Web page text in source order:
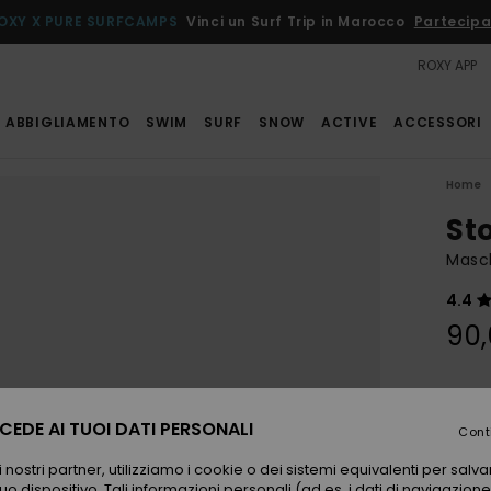
X PURE SURFCAMPS Vinci un Surf Trip in Marocco
ROXY APP
ABBIGLIAMENTO SWIM SURF SNOW ACTIVE ACCESSORI
Home
4.4
AI TUOI DATI PERSONALI
partner, utilizziamo i cookie o dei sistemi equivalenti per